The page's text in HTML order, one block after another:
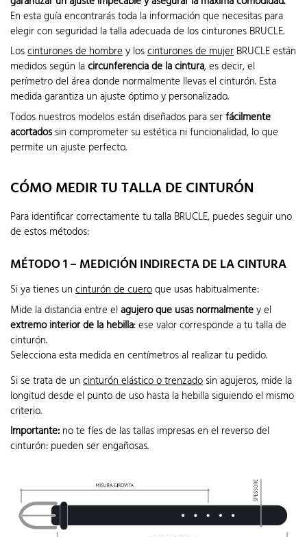
En esta guía encontrarás toda la información que necesitas para
elegir con seguridad la talla adecuada de los cinturones BRUCLE.
Loscinturones de hombrey loscinturones de mujer BRUCLE están
medidos según lacircunferencia de la cintura, es decir, el
perímetro del área donde normalmente llevas el cinturón. Esta
medida garantiza un ajuste óptimo y personalizado.
Todos nuestros modelos están diseñados para serfácilmente
acortadossin comprometer su estética ni funcionalidad, lo que
permite un ajuste perfecto.
CÓMO MEDIR TU TALLA DE CINTURÓN
Para identificar correctamente tu talla BRUCLE, puedes seguir uno
de estos métodos:
MÉTODO 1 – MEDICIÓN INDIRECTA DE LA CINTURA
Si ya tienes un cinturón de cueroque usas habitualmente:
Mide la distancia entre elagujero que usas normalmentey el
extremo interior de la hebilla: ese valor corresponde a tu talla de
cinturón.
Selecciona esta medida en centímetros al realizar tu pedido.
Si se trata de un cinturón elástico o trenzado sin agujeros, mide la
longitud desde el punto de uso hasta la hebilla siguiendo el mismo
criterio.
Importante: no te fíes de las tallas impresas en el reverso del
cinturón: pueden ser engañosas.